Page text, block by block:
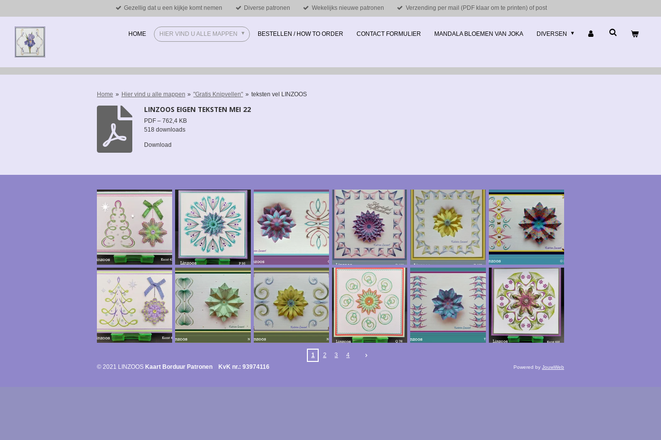
naar
hoofdinhoud
Gezellig dat u een kijkje komt nemen Diverse patronen Wekelijks nieuwe patronen Verzending per mail (PDF klaar om te printen) of post
HOME HIER VIND U ALLE MAPPEN BESTELLEN / HOW TO ORDER CONTACT FORMULIER MANDALA BLOEMEN VAN JOKA DIVERSEN
Home » Hier vind u alle mappen » "Gratis Knipvellen" » teksten vel LINZOOS
LINZOOS EIGEN TEKSTEN MEI 22
PDF – 762,4 KB
518 downloads
Download
1 2 3
4
© 2021 LINZOOS Kaart Borduur Patronen KvK nr.: 93974116 Powered by JouwWeb